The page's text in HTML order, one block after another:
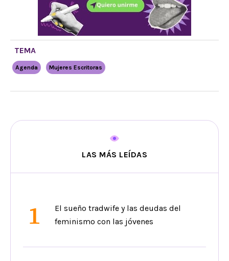
TEMA
Agenda Mujeres Escritoras
LAS MÁS LEÍDAS
1
El sueño tradwife y las deudas del
feminismo con las jóvenes